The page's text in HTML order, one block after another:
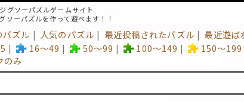
グソーパズルゲームサイト
ソーパズルを作って遊べます！！
パズル 人気のパズル 最近投稿されたパズル 最近遊ば
16～49 50～99 100～149 150～199
のみ